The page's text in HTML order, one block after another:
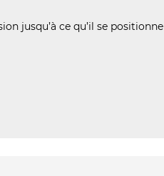
jusqu’à ce qu’il se positionne